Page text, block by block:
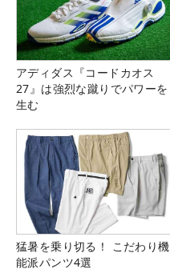
アディダス『コードカオス
27』は強烈な蹴りでパワーを
生む
猛暑を乗り切る！ こだわり機
能派パンツ4選